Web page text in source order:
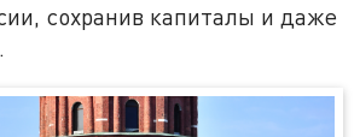
сохранив капиталы и даже